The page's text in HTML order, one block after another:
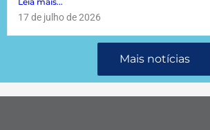
17 de julho de 2026
Mais notícias